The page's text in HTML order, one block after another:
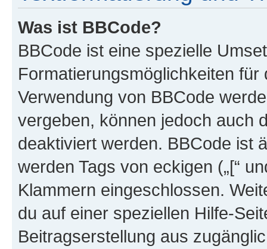
Was ist BBCode?
BBCode ist eine spezielle
Formatierungsmöglichkeiten
Verwendung von BBCode
vergeben, können jedoch auch
deaktiviert werden. BBCode ist
werden Tags von eckigen („[“
Klammern eingeschlossen.
du auf einer speziellen Hilfe-
Beitragserstellung aus